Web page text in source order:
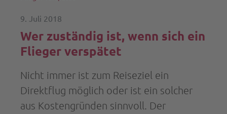
9. Juli 2018
Wer zuständig ist, wenn sich ein
Flieger verspätet
Nicht immer ist zum Reiseziel ein
Direktflug möglich oder ist ein solcher
aus Kostengründen sinnvoll. Der